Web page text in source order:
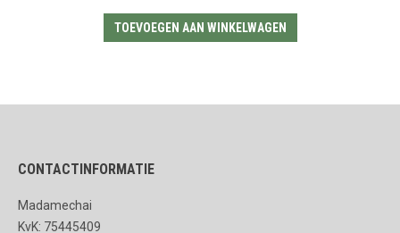
TOEVOEGEN AAN WINKELWAGEN
CONTACTINFORMATIE
Madamechai
KvK: 75445409